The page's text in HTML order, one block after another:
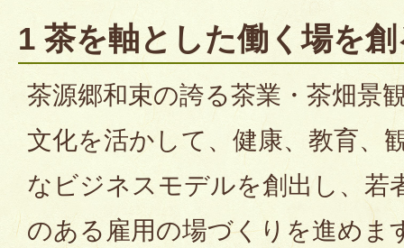
1 茶を軸とした働く場を
茶源郷和束の誇る茶業・茶畑景
文化を活かして、健康、教育、
なビジネスモデルを創出し、若
のある雇用の場づくりを進めま